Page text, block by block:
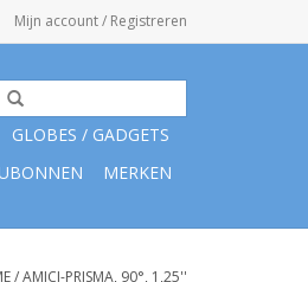
Mijn account / Registreren
GLOBES / GADGETS
MERKEN
/AMICI-PRISMA, 90°, 1,25''